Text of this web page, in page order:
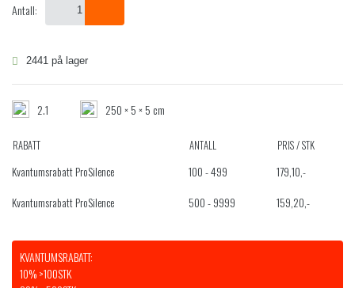
Antall:
2441 på lager
2.1 250 × 5 × 5 cm
RABATT ANTALL PRIS / STK
Kvantumsrabatt ProSilence 100 - 499 179,10,-
Kvantumsrabatt ProSilence
500 - 9999 159,20,-
KVANTUMSRABATT:
10% >100STK